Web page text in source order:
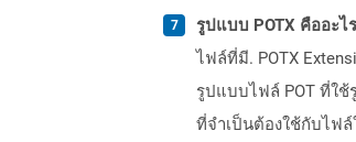
รูปแบบ POTX คืออะไร
ไฟล์ที่มี. POTX
รูปแบบไฟล์ POT ที่ใช้
ที่จำเป็นต้องใช้กับไฟ